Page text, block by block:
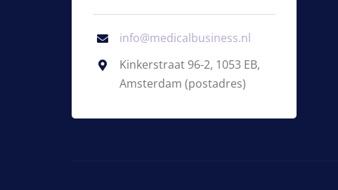
info@medicalbusiness.nl
Kinkerstraat 96-2, 1053 EB,
Amsterdam (postadres)